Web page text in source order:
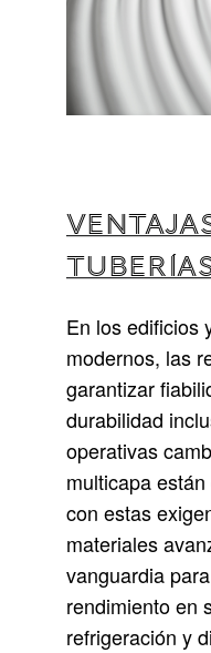
En los edificios
modernos, las
garantizar
durabilidad
operativas
multicapa
con estas
materiales
vanguardia
rendimientoen
refrigeración y